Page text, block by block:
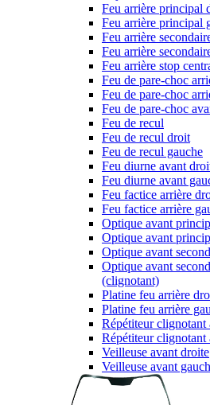
Feu arrière principal
Feu arrière principal
Feu arrière
Feu arrière
Feu arrière stop
Feu de pare-choc
Feu de pare-choc
Feu de pare-choc
Feu de recul
Feu de recul droit
Feu de recul gauche
Feu diurne avant
Feu diurne avant
Feu factice arrière
Feu factice arrière
Optique avant
Optique avant
Optique avant
Optique avant
(clignotant)
Platine feu arrière
Platine feu arrière
Répétiteur
Répétiteur clignotant
Veilleuse avant droite
Veilleuse avant